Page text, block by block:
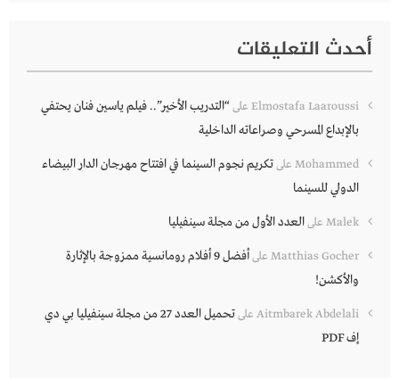
أحدث التعليقات
Elmostafa Laaroussi على“التدريب الأخير”.. فيلم ياسين فنان يحتفي
بالإبداع المسرحي وصراعاته الداخلية
Mohammed علىتكريم نجوم السينما في افتتاح مهرجان الدار البيضاء
الدولي للسينما
Malek علىالعدد الأول من مجلة سينفيليا
Matthias Gocher على
أفضل 9 أفلام رومانسية ممزوجة بالإثارة
والأكشن!
Aitmbarek Abdelali على
تحميل العدد 27 من مجلة سينفيليا بي دي
إف PDF